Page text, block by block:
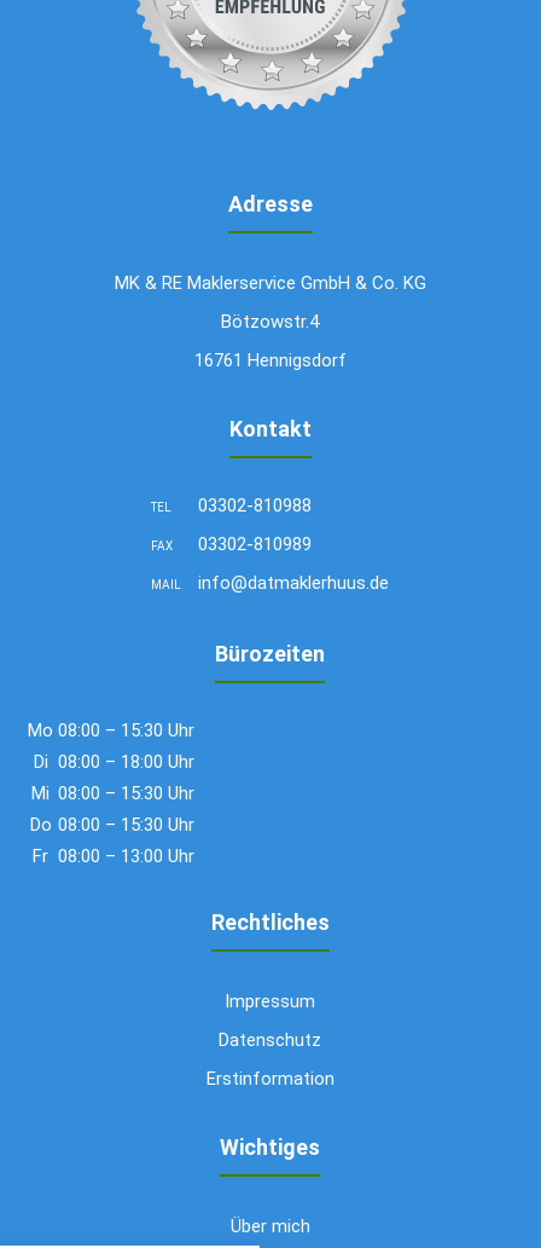
Adresse
MK & RE Maklerservice GmbH & Co. KG
Bötzowstr.4
16761 Hennigsdorf
Kontakt
TEL 03302-810988
FAX 03302-810989
MAIL info@datmaklerhuus.de
Bürozeiten
Mo 08:00 – 15:30 Uhr
Di 08:00 – 18:00 Uhr
Mi 08:00 – 15:30 Uhr
Do 08:00 – 15:30 Uhr
Fr 08:00 – 13:00 Uhr
Rechtliches
Impressum
Datenschutz
Erstinformation
Wichtiges
Über mich